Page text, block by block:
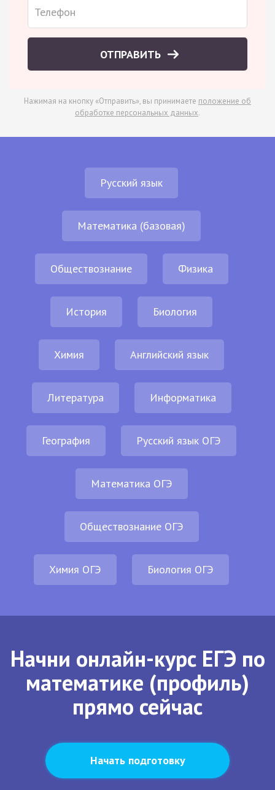
ОТПРАВИТЬ
Нажимая на кнопку «Отправить», вы принимаете положение об
обработке персональных данных.
Русский язык
Математика (базовая)
Обществознание Физика
История Биология
Химия Английский язык
Литература Информатика
География Русский язык ОГЭ
Математика ОГЭ
Обществознание ОГЭ
Химия ОГЭ Биология ОГЭ
Начни онлайн-курс ЕГЭ по
математике (профиль)
прямо сейчас
Начать подготовку